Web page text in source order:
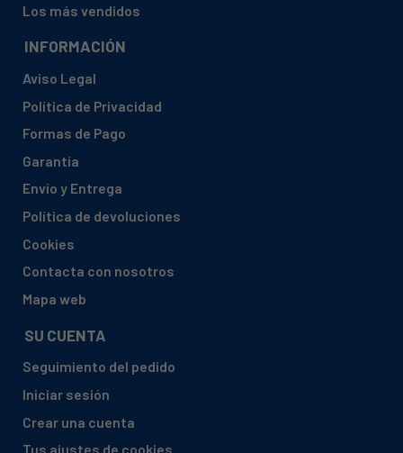
Los más vendidos
INFORMACIÓN
Aviso Legal
Política de Privacidad
Formas de Pago
Garantía
Envío y Entrega
Política de devoluciones
Cookies
Contacta con nosotros
Mapa web
SU CUENTA
Seguimiento del pedido
Iniciar sesión
Crear una cuenta
Tus ajustes de cookies